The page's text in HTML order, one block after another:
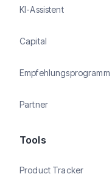
KI-Assistent
Capital
Empfehlungsprogramm
Partner
Tools
Product Tracker